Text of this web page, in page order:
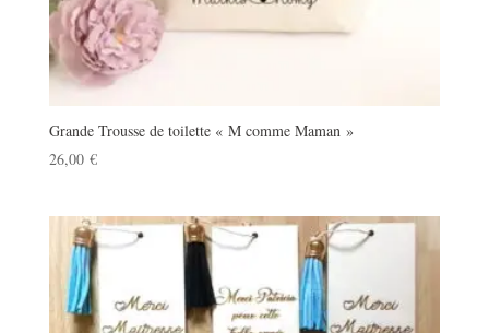
Grande Trousse de toilette « M comme Maman »
26,00 €